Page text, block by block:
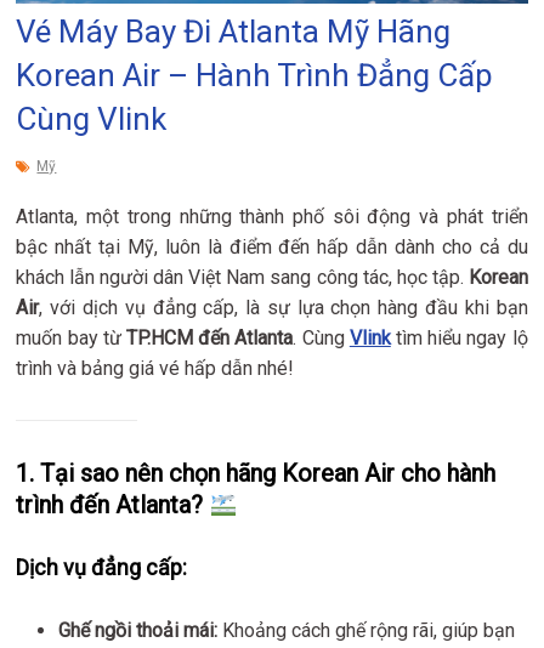
Vé Máy Bay Đi Atlanta Mỹ Hãng
Korean Air – Hành Trình Đẳng Cấp
Cùng Vlink
Mỹ
Atlanta, một trong những thành phố sôi động và phát triển
bậc nhất tại Mỹ, luôn là điểm đến hấp dẫn dành cho cả du
khách lẫn người dân Việt Nam sang công tác, học tập. Korean
Air, với dịch vụ đẳng cấp, là sự lựa chọn hàng đầu khi bạn
muốn bay từTP.HCM đến Atlanta. Cùng Vlinktìm hiểu ngay lộ
trình và bảng giá vé hấp dẫn nhé!
1. Tại sao nên chọn hãng Korean Air cho hành
trình đến Atlanta?
Dịch vụ đẳng cấp:
Ghế ngồi thoải mái: Khoảng cách ghế rộng rãi, giúp bạn